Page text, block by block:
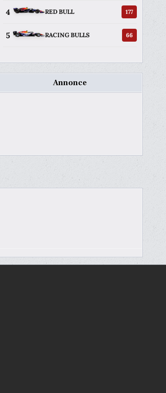
4 RED BULL 177
5 RACING BULLS 66
Annonce